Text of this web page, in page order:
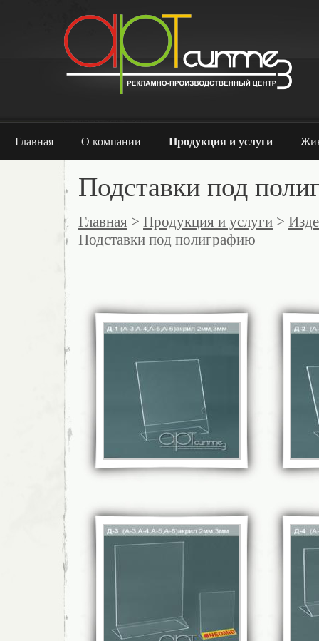
Главная О компании Продукция и услуги
Подставки под
Главная > Продукция и услуги >
Подставки под полиграфию